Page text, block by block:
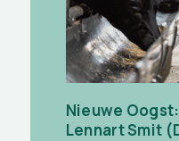
Nieuwe
Lennart Smit